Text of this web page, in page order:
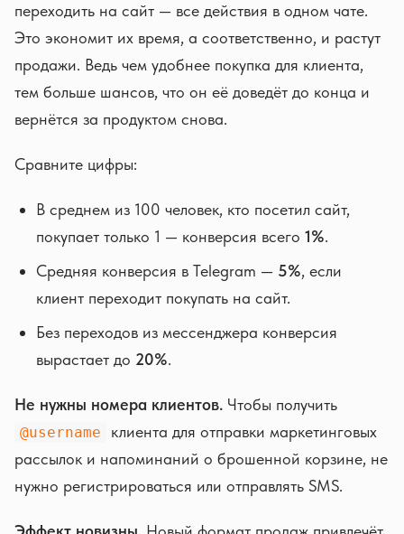
переходить на сайт — все действия в одном чате.
Это экономит их время, а соответственно, и растут
продажи. Ведь чем удобнее покупка для клиента,
тем больше шансов, что он её доведёт до конца и
вернётся за продуктом снова.
Сравните цифры:
В среднем из 100 человек, кто посетил сайт,
покупает только 1 — конверсия всего 1%.
Средняя конверсия в Telegram — 5%, если
клиент переходит покупать на сайт.
Без переходов из мессенджера конверсия
вырастает до 20%.
Не нужны номера клиентов. Чтобы получить
@username
клиента для отправки маркетинговых
рассылок и напоминаний о брошенной корзине, не
нужно регистрироваться или отправлять SMS.